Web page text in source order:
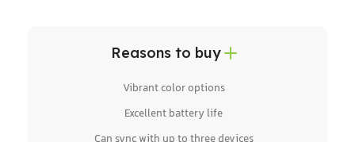
Reasons to buy
Vibrant color options
Excellent battery life